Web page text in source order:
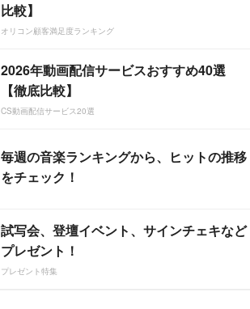
比較】
オリコン顧客満足度ランキング
2026年動画配信サービスおすすめ40選
【徹底比較】
CS動画配信サービス20選
毎週の音楽ランキングから、ヒットの推移
をチェック！
試写会、登壇イベント、サインチェキなど
プレゼント！
プレゼント特集